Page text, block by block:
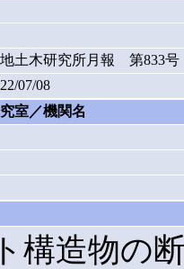
土木研究所月報 第833号
07/08
室／機関名
構造物の